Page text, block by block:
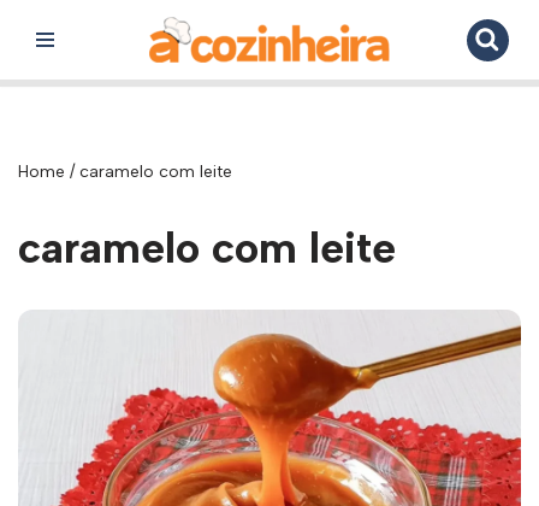
para
Home /caramelo com leite
caramelo com leite